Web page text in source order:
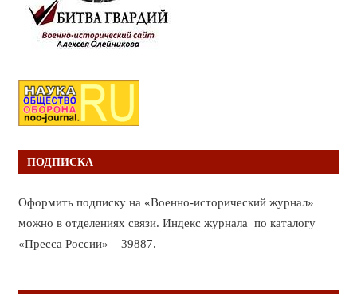
ПОДПИСКА
Оформить подписку на «Военно-исторический журнал»
можно в отделениях связи. Индекс журнала по каталогу
«Пресса России» – 39887.